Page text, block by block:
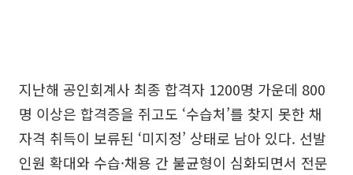
지난해 공인회계사 최종 합격자 1200명 가운데 800
명 이상은 합격증을 쥐고도 ‘수습처’를 찾지 못한 채
자격 취득이 보류된 ‘미지정’ 상태로 남아 있다. 선발
인원 확대와 수습·채용 간 불균형이 심화되면서 전문